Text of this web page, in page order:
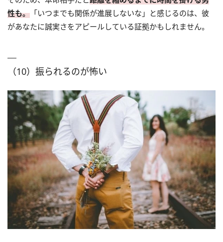
性も。 「いつまでも関係が進展しないな」と感じるのは、彼
があなたに誠実さをアピールしている証拠かもしれません。
（10）振られるのが怖い